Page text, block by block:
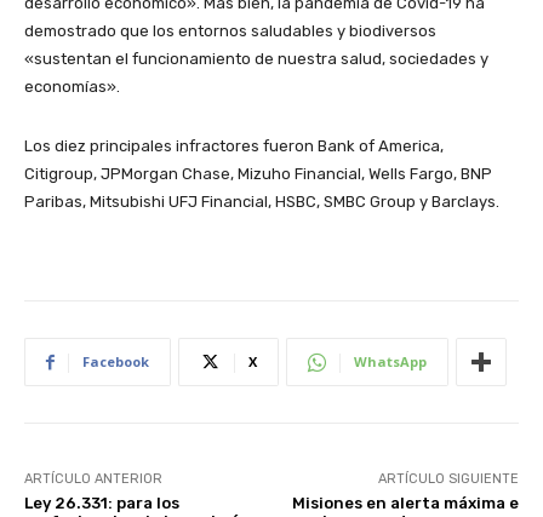
demostrado que los entornos saludables y biodiversos
«sustentan el funcionamiento de nuestra salud, sociedades y
economías».
Los diez principales infractores fueron Bank of America,
Citigroup, JPMorgan Chase, Mizuho Financial, Wells Fargo, BNP
Paribas, Mitsubishi UFJ Financial, HSBC, SMBC Group y Barclays.
Facebook X WhatsApp
ARTÍCULO ANTERIOR
Ley 26.331: para los
ARTÍCULO SIGUIENTE
Misiones en alerta máxima e